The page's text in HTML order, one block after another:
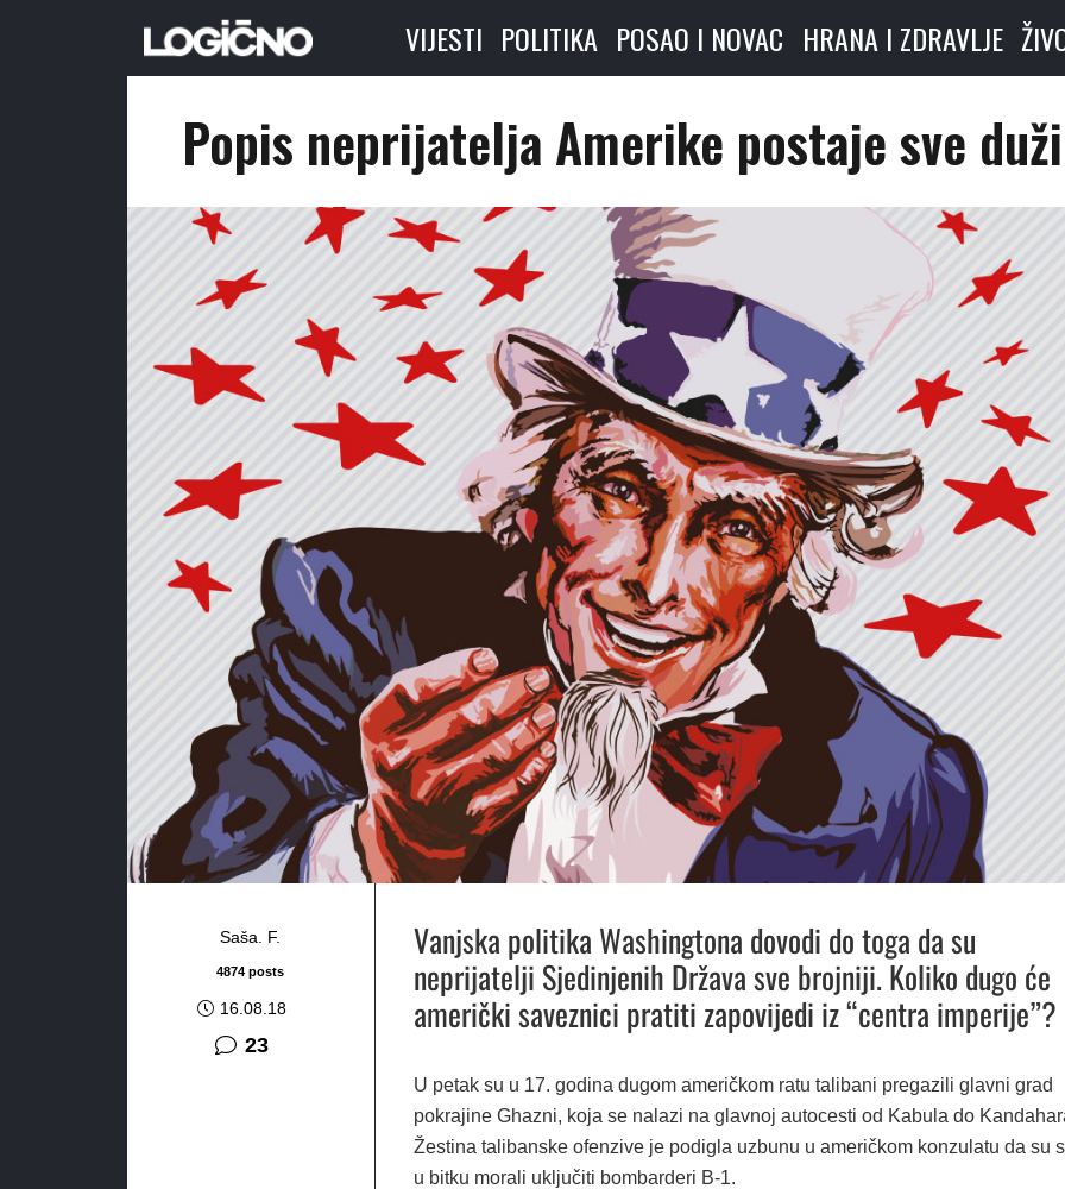
VIJESTI POLITIKA POSAO I NOVAC HRANA I ZDRAVLJE
Popis neprijatelja Amerike postaje sve duži
Saša. F.
4874 posts
16.08.18
23komentara
Vanjska politika Washingtona dovodi do toga da su
neprijatelji Sjedinjenih Država sve brojniji. Koliko dugo će
američki saveznici pratiti zapovijedi iz “centra imperije”?
U petak su u 17. godina dugom američkom ratu talibani pregazili glavni grad
pokrajine Ghazni, koja se nalazi na glavnoj autocesti od Kabula do
Žestina talibanske ofenzive je podigla uzbunu u američkom konzulatu da su
u bitku morali uključiti bombarderi B-1.